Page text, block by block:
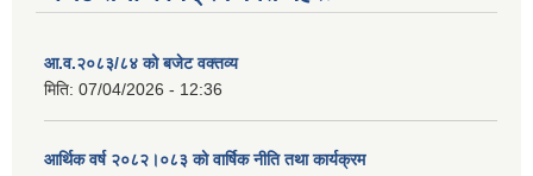
आ.व.२०८३/८४ को बजेट वक्तव्य
मिति: 07/04/2026 - 12:36
आर्थिक वर्ष २०८२।०८३ को वार्षिक नीति तथा कार्यक्रम